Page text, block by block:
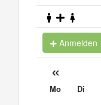
Anmelden
«
Mo Di